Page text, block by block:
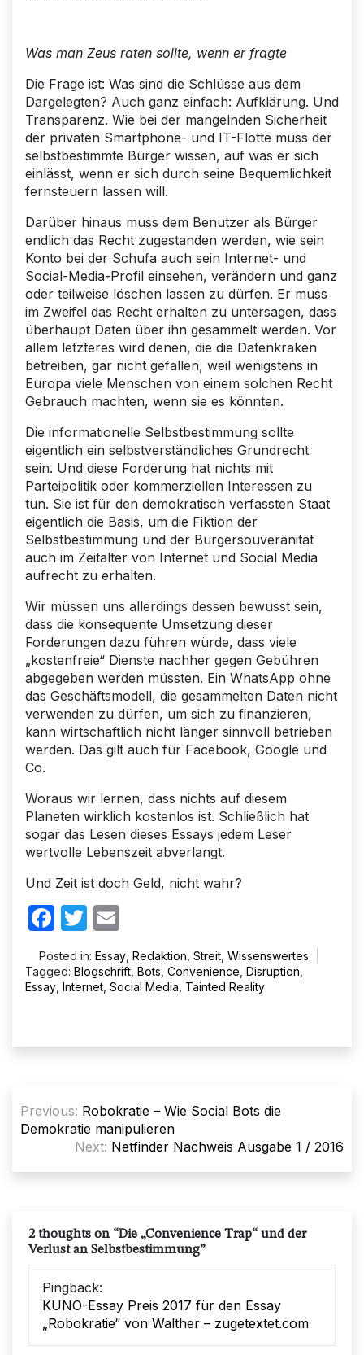
Was man Zeus raten sollte, wenn er fragte
Die Frage ist: Was sind die Schlüsse aus dem
Dargelegten? Auch ganz einfach: Aufklärung. Und
Transparenz. Wie bei der mangelnden Sicherheit
der privaten Smartphone- und IT-Flotte muss der
selbstbestimmte Bürger wissen, auf was er sich
einlässt, wenn er sich durch seine Bequemlichkeit
fernsteuern lassen will.
Darüber hinaus muss dem Benutzer als Bürger
endlich das Recht zugestanden werden, wie sein
Konto bei der Schufa auch sein Internet- und
Social-Media-Profil einsehen, verändern und ganz
oder teilweise löschen lassen zu dürfen. Er muss
im Zweifel das Recht erhalten zu untersagen, dass
überhaupt Daten über ihn gesammelt werden. Vor
allem letzteres wird denen, die die Datenkraken
betreiben, gar nicht gefallen, weil wenigstens in
Europa viele Menschen von einem solchen Recht
Gebrauch machten, wenn sie es könnten.
Die informationelle Selbstbestimmung sollte
eigentlich ein selbstverständliches Grundrecht
sein. Und diese Forderung hat nichts mit
Parteipolitik oder kommerziellen Interessen zu
tun. Sie ist für den demokratisch verfassten Staat
eigentlich die Basis, um die Fiktion der
Selbstbestimmung und der Bürgersouveränität
auch im Zeitalter von Internet und Social Media
aufrecht zu erhalten.
Wir müssen uns allerdings dessen bewusst sein,
dass die konsequente Umsetzung dieser
Forderungen dazu führen würde, dass viele
„kostenfreie“ Dienste nachher gegen Gebühren
abgegeben werden müssten. Ein WhatsApp ohne
das Geschäftsmodell, die gesammelten Daten nicht
verwenden zu dürfen, um sich zu finanzieren,
kann wirtschaftlich nicht länger sinnvoll betrieben
werden. Das gilt auch für Facebook, Google und
Co.
Woraus wir lernen, dass nichts auf diesem
Planeten wirklich kostenlos ist. Schließlich hat
sogar das Lesen dieses Essays jedem Leser
wertvolle Lebenszeit abverlangt.
Und Zeit ist doch Geld, nicht wahr?
Facebook
Twitter
Posted in: Essay, Redaktion Streit, Wissenswertes
Tagged: Blogschrift Bots Convenience Disruption
Essay Internet Social Media Tainted Reality
Previous: Robokratie – Wie Social Bots die
Demokratie manipulieren
Next: Netfinder Nachweis Ausgabe 1 / 2016
2 thoughts on “Die „Convenience Trap“ und der
Verlust an Selbstbestimmung”
Pingback:
KUNO-Essay Preis 2017 für den Essay
„Robokratie“ von Walther – zugetextet.com